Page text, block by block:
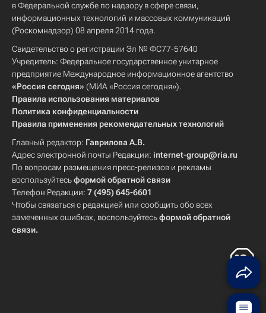
в Федеральной службе по надзору в сфере связи,
информационных технологий и массовых коммуникаций
(Роскомнадзор) 08 апреля 2014 года.
Свидетельство о регистрации Эл № ФС77-57640
Учредитель: Федеральное государственное унитарное
предприятие Международное информационное агентство
«Россия сегодня» (МИА «Россия сегодня»).
Правила использования материалов
Политика конфиденциальности
Правила применения рекомендательных технологий
Главный редактор: Гаврилова А.В.
Адрес электронной почты Редакции: internet-group@ria.ru
По вопросам размещения пресс-релизов и рекламы
воспользуйтесьформой обратной связи
Телефон Редакции: 7 (495) 645-6601
Чтобы связаться с редакцией или сообщить обо всех
замеченных ошибках, воспользуйтесьформой обратной
связи.